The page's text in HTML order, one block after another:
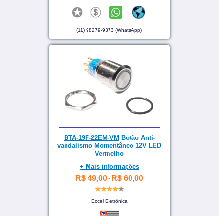
(11) 98279-9373 (WhatsApp)
BTA-19F-22EM-VM Botão Anti-
vandalismo Momentâneo 12V LED
Vermelho
+ Mais informações
R$ 49,00- R$ 60,00
Eccel Eletrônica